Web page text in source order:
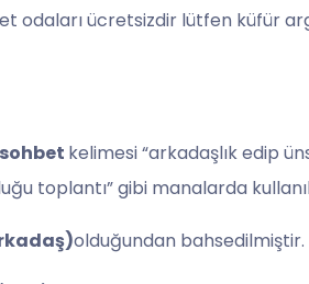
odaları ücretsizdir lütfen küfür
sohbet kelimesi “arkadaşlık edip
toplantı” gibi manalarda
olduğundan bahsedilmiştir.